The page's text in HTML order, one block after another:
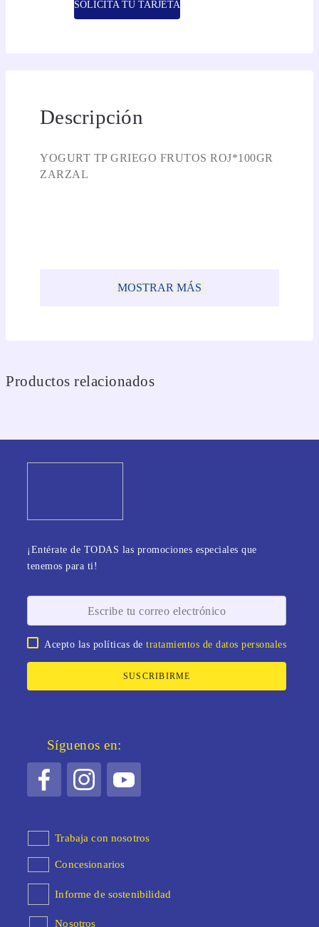
SOLICITA TU TARJETA
Descripción
YOGURT TP GRIEGO FRUTOS ROJ*100GR
ZARZAL
MOSTRAR MÁS
Productos relacionados
¡Entérate de TODAS las promociones especiales que
tenemos para ti!
Acepto las políticas detratamientos de datos personales
SUSCRIBIRME
Síguenos en:
Trabaja con nosotros
Concesionarios
Informe de sostenibilidad
Nosotros